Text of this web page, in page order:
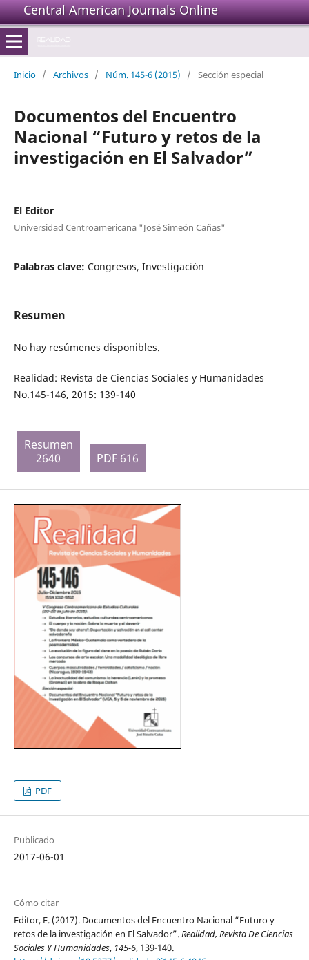
Central American Journals Online
Inicio / Archivos / Núm. 145-6 (2015) / Sección especial
Documentos del Encuentro
Nacional “Futuro y retos de la
investigación en El Salvador”
El Editor
Universidad Centroamericana "José Simeón Cañas"
Palabras clave: Congresos, Investigación
Resumen
No hay resúmenes disponibles.
Realidad: Revista de Ciencias Sociales y Humanidades
No.145-146, 2015: 139-140
Resumen
2640
PDF 616
PDF
Publicado
2017-06-01
Cómo citar
Editor, E. (2017). Documentos del Encuentro Nacional “Futuro y
retos de la investigación en El Salvador”.Realidad, Revista De Ciencias
Sociales Y Humanidades, 145-6, 139-140.